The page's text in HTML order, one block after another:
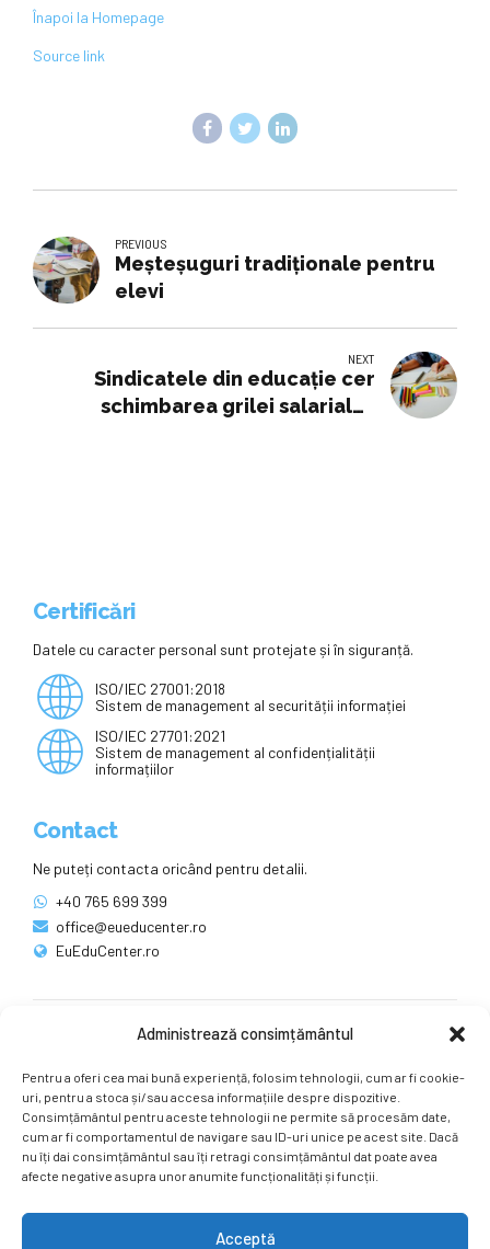
Administrează consimțământul
Pentru a oferi cea mai bună experiență, folosim tehnologii, cum ar fi cookie-
uri, pentru a stoca și/sau accesa informațiile despre dispozitive.
Consimțământul pentru aceste tehnologii ne permite să procesăm date,
cum ar fi comportamentul de navigare sau ID-uri unice pe acest site. Dacă
nu îți dai consimțământul sau îți retragi consimțământul dat poate avea
afecte negative asupra unor anumite funcționalități și funcții.
Acceptă
Înapoi la Homepage
Source link
PREVIOUS
Meşteşuguri tradiţionale pentru
elevi
NEXT
Sindicatele din educație cer
schimbarea grilei salariale |
Certificări
Datele cu caracter personal sunt protejate și în siguranță.
ISO/IEC 27001:2018
Sistem de management al securității informației
ISO/IEC 27701:2021
Sistem de management al confidențialității
informațiilor
Contact
Ne puteți contacta oricând pentru detalii.
+40 765 699 399
office@eueducenter.ro
EuEduCenter.ro
Ne puteți găsi și pe rețelele sociale.